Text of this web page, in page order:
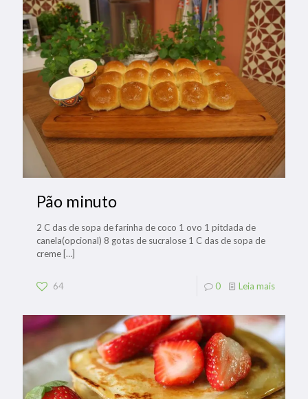
Pão minuto
2 C das de sopa de farinha de coco 1 ovo 1 pitdada de
canela(opcional) 8 gotas de sucralose 1 C das de sopa de
creme[…]
64 0 Leia mais